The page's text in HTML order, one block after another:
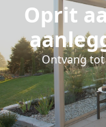
Oprit
Ontvang